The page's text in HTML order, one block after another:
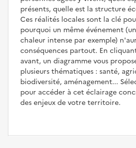
présents, quelle est la structure
Ces réalités locales sont la clé
pourquoi un même événement
chaleur intense par exemple)
conséquences partout. En
avant, un diagramme vous
plusieurs thématiques : santé,
biodiversité, aménagement...
pour accéder à cet éclairage
des enjeux de votre territoire.